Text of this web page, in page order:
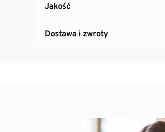
Jakość
Dostawa i zwroty